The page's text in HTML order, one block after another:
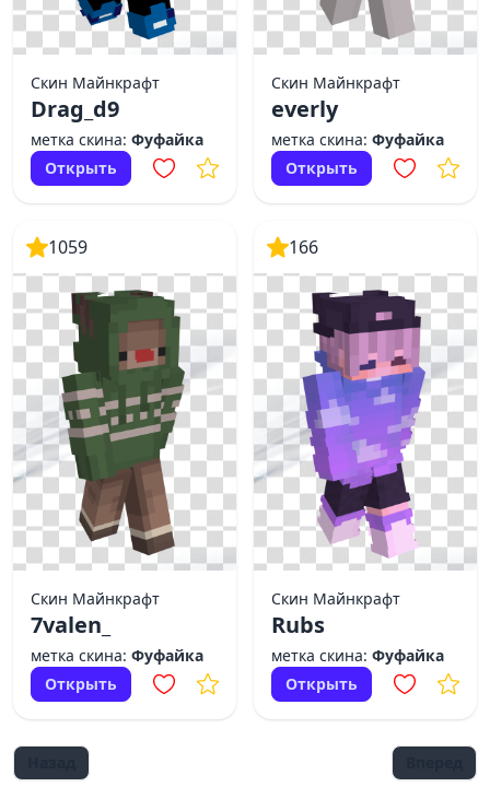
Скин Майнкрафт
Drag_d9
метка скина: Фуфайка
Открыть
Скин Майнкрафт
everly
метка скина: Фуфайка
Открыть
1059
Скин Майнкрафт
7valen_
метка скина: Фуфайка
Открыть
166
Скин Майнкрафт
Rubs
метка скина: Фуфайка
Открыть